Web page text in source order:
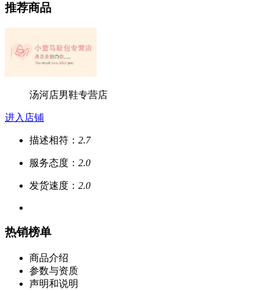
推荐商品
汤河店男鞋专营店
进入店铺
描述相符： 2.7
服务态度： 2.0
发货速度： 2.0
热销榜单
商品介绍
参数与资质
声明和说明